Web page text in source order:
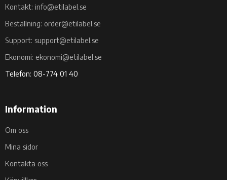
Kontakt: info@etilabel.se
Beställning: order@etilabel.se
Support: support@etilabel.se
Ekonomi: ekonomi@etilabel.se
Telefon: 08-774 01 40
Information
Om oss
Mina sidor
Kontakta oss